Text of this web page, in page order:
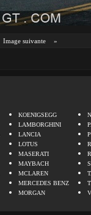
Image suivante »
KOENIGSEGG
LAMBORGHINI
LANCIA
LOTUS
MASERATI
MAYBACH
MCLAREN
MERCEDES BENZ
MORGAN